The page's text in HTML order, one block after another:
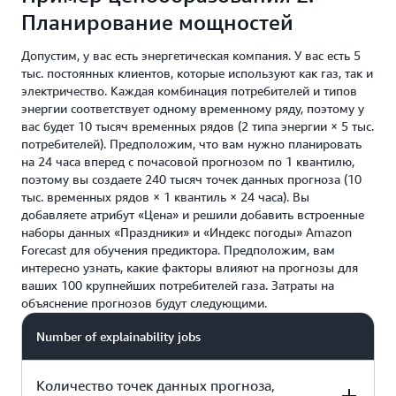
данных прогноза для
данных прогноза
200 USD
Итого = 200 USD +
200 USD = 400 USD
Планирование мощностей
Допустим, у вас есть энергетическая компания. У вас есть 5
тыс. постоянных клиентов, которые используют как газ, так и
электричество. Каждая комбинация потребителей и типов
энергии соответствует одному временному ряду, поэтому у
вас будет 10 тысяч временных рядов (2 типа энергии × 5 тыс.
потребителей). Предположим, что вам нужно планировать
на 24 часа вперед с почасовой прогнозом по 1 квантилю,
поэтому вы создаете 240 тысяч точек данных прогноза (10
тыс. временных рядов × 1 квантиль × 24 часа). Вы
добавляете атрибут «Цена» и решили добавить встроенные
наборы данных «Праздники» и «Индекс погоды» Amazon
Forecast для обучения предиктора. Предположим, вам
интересно узнать, какие факторы влияют на прогнозы для
ваших 100 крупнейших потребителей газа. Затраты на
объяснение прогнозов будут следующими.
Number of explainability jobs
Количество точек данных прогноза,